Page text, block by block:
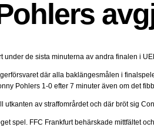
under de sista minuterna av andra finalen i
där alla baklängesmålen i
Pohlers 1-0 efter 7 minuter även om det
utkanten av straffområrdet och där bröt sig
spel. FFC Frankfurt behärskade mittfältet